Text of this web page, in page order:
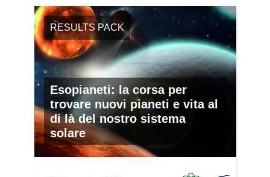
RESULTS PACK
Esopianeti: la corsa per
trovare nuovi pianeti e vita al
di là del nostro sistema
solare